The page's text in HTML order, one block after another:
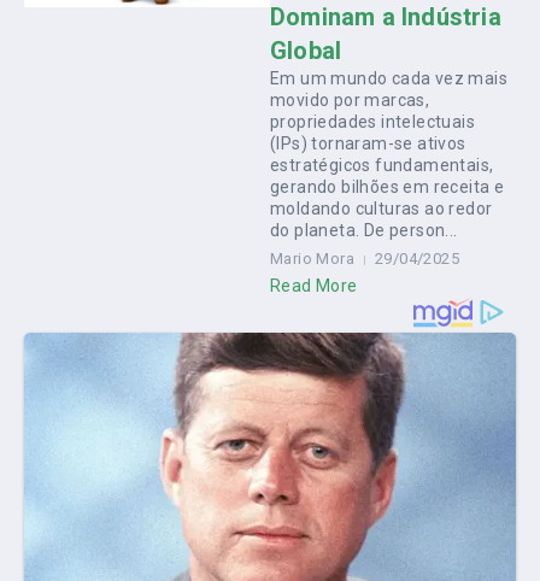
Dominam a Indústria
Global
Em um mundo cada vez mais
movido por marcas,
propriedades intelectuais
(IPs) tornaram-se ativos
estratégicos fundamentais,
gerando bilhões em receita e
moldando culturas ao redor
do planeta. De person...
Mario Mora 29/04/2025
Read More